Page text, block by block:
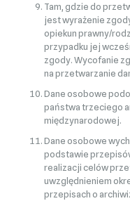
Tam, gdzie do
jest wyrażenie
opiekun prawny/
przypadku jej
zgody. Wycofanie
na przetwarzanie
Dane osobowe
państwa trzeciego
międzynarodowej.
Dane osobowe
podstawie
realizacji celów
uwzględnieniem
przepisach o